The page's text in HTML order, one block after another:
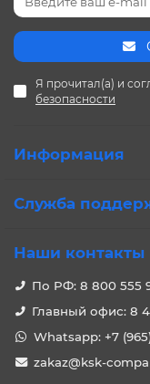
Я прочитал(а) и
безопасности
Информация
Служба
Наши контакты
По РФ: 8 800 555
Главный офис: 8
Whatsapp: +7
zakaz@ksk-